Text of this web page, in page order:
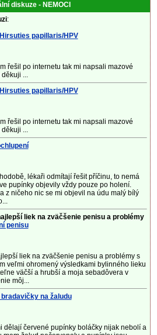
diskuze - NEMOCI
:
Hirsuties papillaris/HPV
řešil po internetu tak mi napsali mazové
...
Hirsuties papillaris/HPV
řešil po internetu tak mi napsali mazové
...
lékaři odmítají řešit příčinu, to nemá
pupínky objevily vždy pouze po holení.
z ničeho nic se mi objevil na údu malý bílý
liek na zväčšenie penisu a problémy
penisu
liek na zväčšenie penisu a problémy s
veľmi ohromený výsledkami bylinného lieku
väčší a hrubší a moja sebadôvera v
môj...
na žaludu
dělají červené pupínky boláčky nijak nebolí a